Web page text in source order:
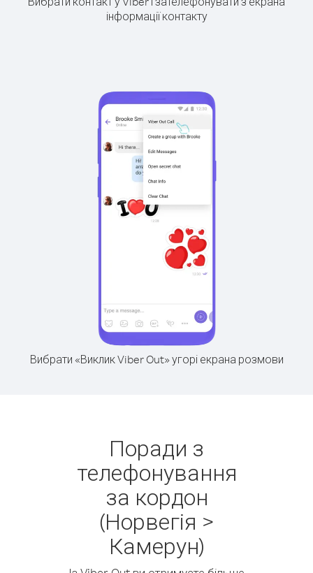
інформації контакту
Вибрати «Виклик Viber Out» угорі екрана розмови
Поради з
телефонування
за кордон
(Норвегія >
Камерун)